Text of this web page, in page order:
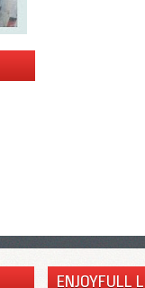
ENJOYFULL